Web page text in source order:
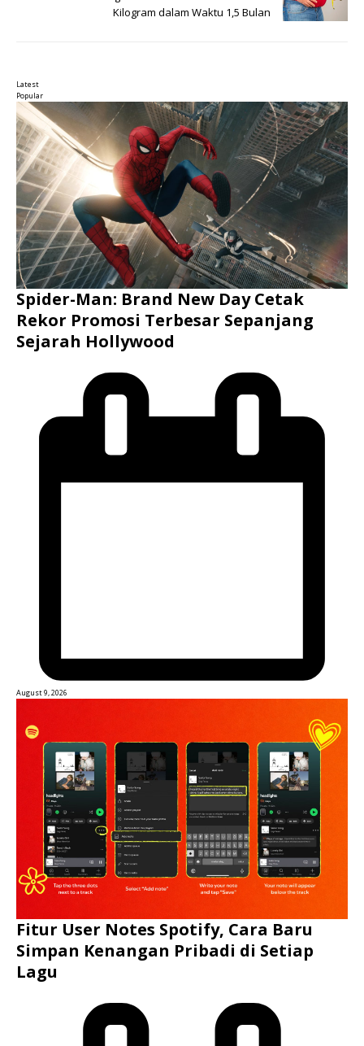
Kilogram dalam Waktu 1,5 Bulan
Latest
Popular
Spider-Man: Brand New Day Cetak
Rekor Promosi Terbesar Sepanjang
Sejarah Hollywood
August 9, 2026
Fitur User Notes Spotify, Cara Baru
Simpan Kenangan Pribadi di Setiap
Lagu